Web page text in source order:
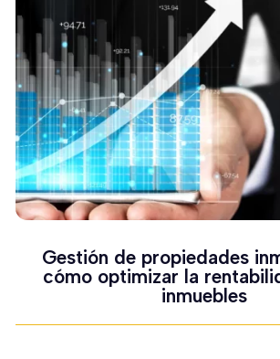
Gestión de propiedades
cómo optimizar la
inmuebles